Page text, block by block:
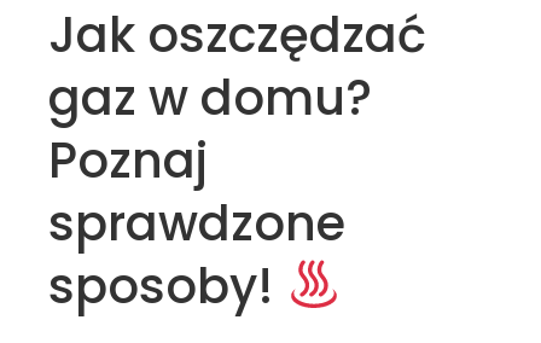
Jak oszczędzać
gaz w domu?
Poznaj
sprawdzone
sposoby!